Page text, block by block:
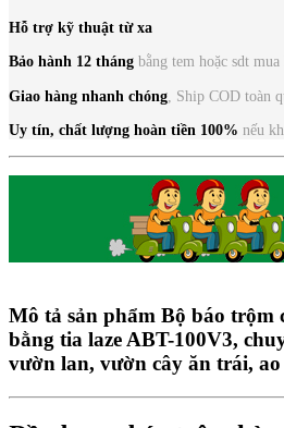
Hỗ trợ kỹ thuật từ xa
Bảo hành 12 tháng bằng tem hoặc sdt mua
Giao hàng nhanh chóng , Ship COD toàn
Uy tín, chất lượng hoàn tiền 100% nếu
Mô tả sản phẩm Bộ báo trộm
bằng tia laze ABT-100V3,
vườn lan, vườn cây ăn trái,